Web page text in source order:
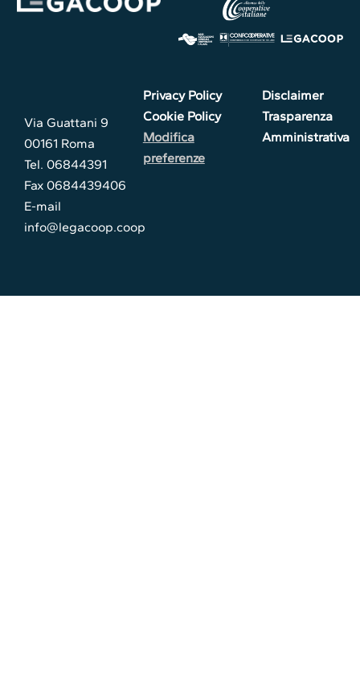
Via Guattani 9
00161 Roma
Tel. 06844391
Fax 0684439406
E-mail
info@legacoop.coop
Privacy Policy
Cookie Policy
Modifica
preferenze
Disclaimer
Trasparenza
Amministrativa